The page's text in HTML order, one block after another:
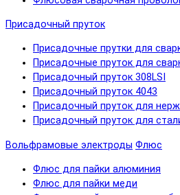
Присадочный пруток
Присадочные прутки для
Присадочные пруток для
Присадочный пруток 308LSI
Присадочный пруток 4043
Присадочный пруток для
Присадочный пруток для
Вольфрамовые электроды Флюс
Флюс для пайки алюминия
Флюс для пайки меди